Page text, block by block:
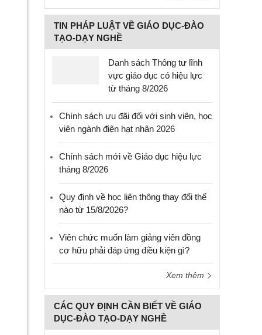
TIN PHÁP LUẬT VỀ GIÁO DỤC-ĐÀO
TẠO-DẠY NGHỀ
Danh sách Thông tư lĩnh
vực giáo dục có hiệu lực
từ tháng 8/2026
Chính sách ưu đãi đối với sinh viên, học
viên ngành điện hạt nhân 2026
Chính sách mới về Giáo dục hiệu lực
tháng 8/2026
Quy định về học liên thông thay đổi thế
nào từ 15/8/2026?
Viên chức muốn làm giảng viên đồng
cơ hữu phải đáp ứng điều kiện gì?
Xem thêm
CÁC QUY ĐỊNH CẦN BIẾT VỀ GIÁO
DỤC-ĐÀO TẠO-DẠY NGHỀ